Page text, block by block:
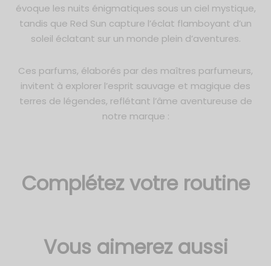
évoque les nuits énigmatiques sous un ciel mystique,
tandis que Red Sun capture l’éclat flamboyant d’un
soleil éclatant sur un monde plein d’aventures.
Ces parfums, élaborés par des maîtres parfumeurs,
invitent à explorer l’esprit sauvage et magique des
terres de légendes, reflétant l’âme aventureuse de
notre marque :
Complétez votre routine
Vous aimerez aussi
of Arabia
Series
Series
Bouquet Series
Parfumées 3ml
Parfumées 12ml